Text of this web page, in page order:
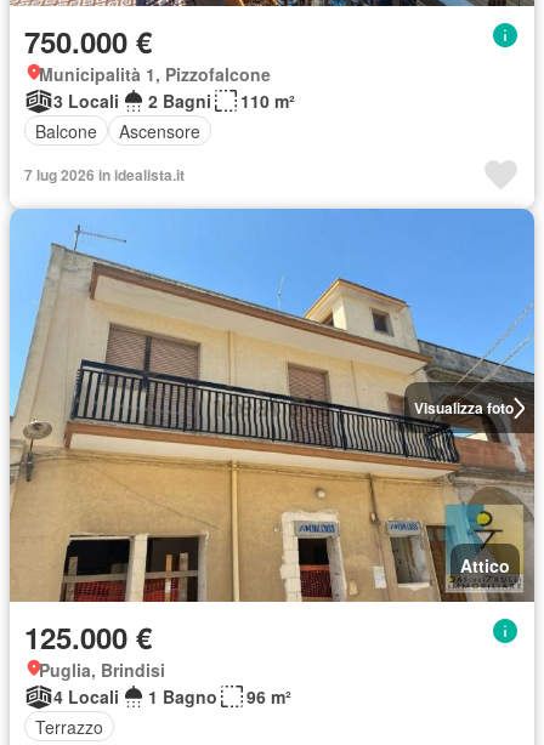
750.000 €
Municipalità 1, Pizzofalcone
3 Locali
2 Bagni
110 m²
Balcone
Ascensore
7 lug 2026 in idealista.it
Visualizza foto
Attico
125.000 €
Puglia, Brindisi
4 Locali
1 Bagno
96 m²
Terrazzo